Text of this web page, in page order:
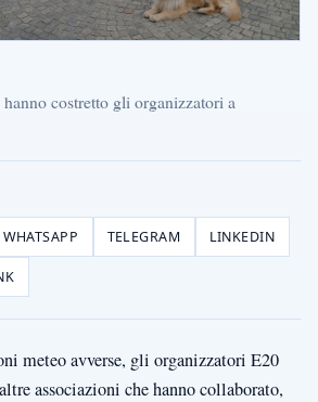
costretto gli organizzatori a
WHATSAPP TELEGRAM LINKEDIN
meteo avverse, gli organizzatori E20
associazioni che hanno collaborato,